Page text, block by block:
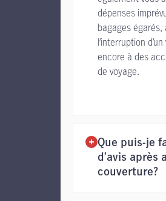
dépenses
bagages égarés,
l’interruption
encore à des
de voyage.
Que puis-je
d’avis après
couverture?